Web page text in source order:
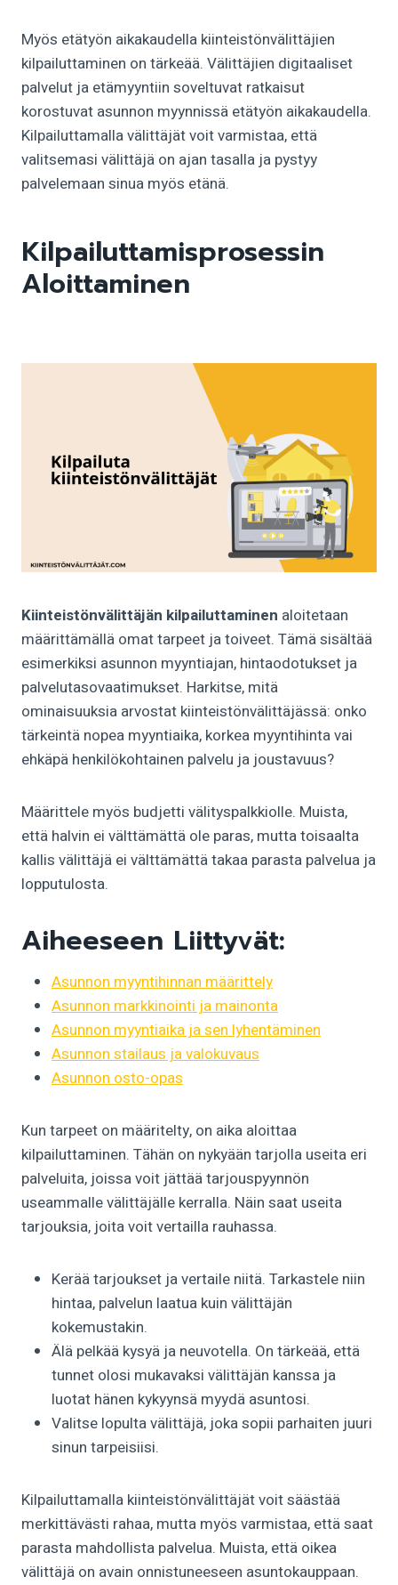
Myös etätyön aikakaudella kiinteistönvälittäjien
kilpailuttaminen on tärkeää. Välittäjien digitaaliset
palvelut ja etämyyntiin soveltuvat ratkaisut
korostuvat asunnon myynnissä etätyön aikakaudella.
Kilpailuttamalla välittäjät voit varmistaa, että
valitsemasi välittäjä on ajan tasalla ja pystyy
palvelemaan sinua myös etänä.
Kilpailuttamisprosessin
Aloittaminen
Kiinteistönvälittäjän kilpailuttaminen aloitetaan
määrittämällä omat tarpeet ja toiveet. Tämä sisältää
esimerkiksi asunnon myyntiajan, hintaodotukset ja
palvelutasovaatimukset. Harkitse, mitä
ominaisuuksia arvostat kiinteistönvälittäjässä: onko
tärkeintä nopea myyntiaika, korkea myyntihinta vai
ehkäpä henkilökohtainen palvelu ja joustavuus?
Määrittele myös budjetti välityspalkkiolle. Muista,
että halvin ei välttämättä ole paras, mutta toisaalta
kallis välittäjä ei välttämättä takaa parasta palvelua ja
lopputulosta.
Aiheeseen Liittyvät:
Asunnon myyntihinnan määrittely
Asunnon markkinointi ja mainonta
Asunnon myyntiaika ja sen lyhentäminen
Asunnon stailaus ja valokuvaus
Asunnon osto-opas
Kun tarpeet on määritelty, on aika aloittaa
kilpailuttaminen. Tähän on nykyään tarjolla useita eri
palveluita, joissa voit jättää tarjouspyynnön
useammalle välittäjälle kerralla. Näin saat useita
tarjouksia, joita voit vertailla rauhassa.
Kerää tarjoukset ja vertaile niitä. Tarkastele niin
hintaa, palvelun laatua kuin välittäjän
kokemustakin.
Älä pelkää kysyä ja neuvotella. On tärkeää, että
tunnet olosi mukavaksi välittäjän kanssa ja
luotat hänen kykyynsä myydä asuntosi.
Valitse lopulta välittäjä, joka sopii parhaiten juuri
sinun tarpeisiisi.
Kilpailuttamalla kiinteistönvälittäjät voit säästää
merkittävästi rahaa, mutta myös varmistaa, että saat
parasta mahdollista palvelua. Muista, että oikea
välittäjä on avain onnistuneeseen asuntokauppaan.